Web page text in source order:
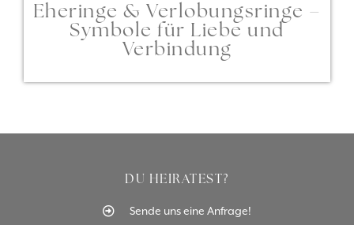
Eheringe & Verlobungsringe –
Symbole für Liebe und
Verbindung
DU HEIRATEST?
Sende uns eine Anfrage!